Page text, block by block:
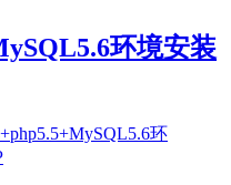
环境安装